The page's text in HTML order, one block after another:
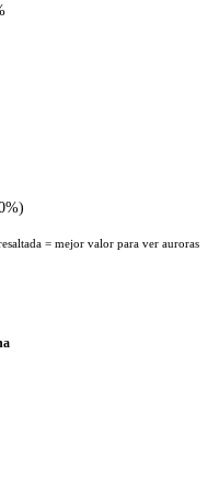
= mejor valor para ver auroras